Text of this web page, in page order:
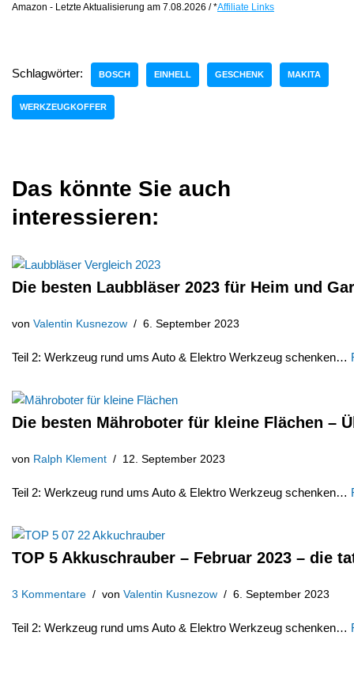
Amazon - Letzte Aktualisierung am 7.08.2026 / *Affiliate Links
Schlagwörter: BOSCH EINHELL GESCHENK MAKITA
WERKZEUGKOFFER
Das könnte Sie auch
interessieren:
Die besten Laubbläser 2023 für Heim und
von Valentin Kusnezow 6. September 2023
Teil 2: Werkzeug rund ums Auto & Elektro Werkzeug schenken…
Die besten Mähroboter für kleine Flächen –
von Ralph Klement 12. September 2023
Teil 2: Werkzeug rund ums Auto & Elektro Werkzeug schenken…
TOP 5 Akkuschrauber – Februar 2023 – die
3 Kommentare von Valentin Kusnezow 6. September 2023
Teil 2: Werkzeug rund ums Auto & Elektro Werkzeug schenken…